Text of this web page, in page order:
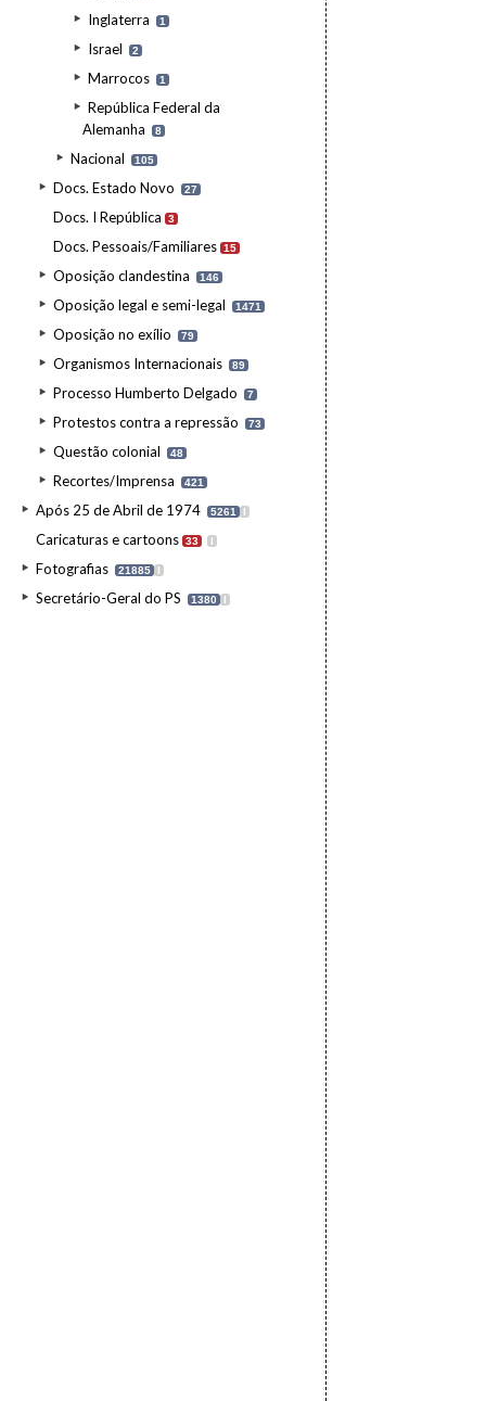
Inglaterra 1
Israel 2
Marrocos 1
República Federal da
Alemanha
8
Nacional 105
Docs. Estado Novo 27
Docs. I República 3
Docs. Pessoais/Familiares 15
Oposição clandestina 146
Oposição legal e semi-legal 1471
Oposição no exílio 79
Organismos Internacionais 89
Processo Humberto Delgado 7
Protestos contra a repressão 73
Questão colonial 48
Recortes/Imprensa 421
Após 25 de Abril de 1974 5261 I
Caricaturas e cartoons 33 I
Fotografias 21885 I
Secretário-Geral do PS 1380 I